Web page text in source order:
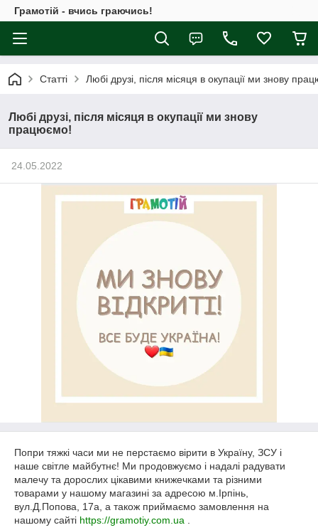
Грамотій - вчись граючись!
Статті Любі друзі, після місяця в окупації ми знову
Любі друзі, після місяця в окупації ми знову
працюємо!
24.05.2022
Попри тяжкі часи ми не перстаємо вірити в Україну, ЗСУ і
наше світле майбутнє! Ми продовжуємо і надалі радувати
малечу та дорослих цікавими книжечками та різними
товарами у нашому магазині за адресою м.Ірпінь,
вул.Д.Попова, 17a, а також приймаємо замовлення на
нашому сайті https://gramotiy.com.ua